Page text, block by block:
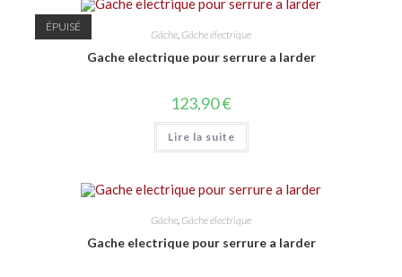
ÉPUISÉ
Gâche, Gâche électrique
Gache electrique pour serrure a larder
123,90€
Lire la suite
Gâche Gâche électrique
Gache electrique pour serrure a larder